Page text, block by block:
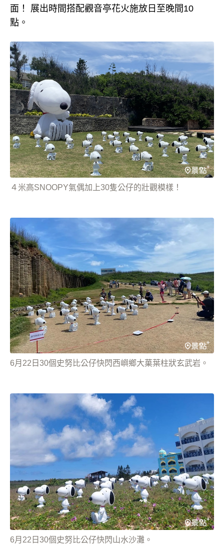
面！ 展出時間搭配觀音亭花火施放日至晚間10
點。
４米高SNOOPY氣偶加上30隻公仔的壯觀模樣！
6月22日30個史努比公仔快閃西嶼鄉大菓葉柱狀玄武岩。
6月22日30個史努比公仔快閃山水沙灘。